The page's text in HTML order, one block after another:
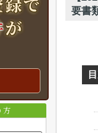
要書
が